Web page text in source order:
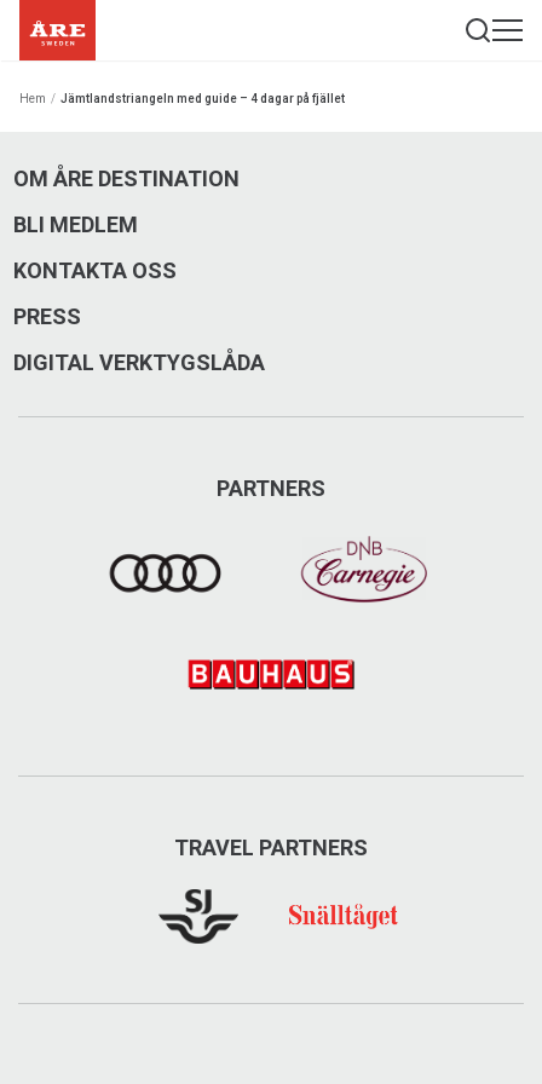
Hem / Jämtlandstriangeln med guide – 4 dagar på fjället
OM ÅRE DESTINATION
BLI MEDLEM
KONTAKTA OSS
PRESS
DIGITAL VERKTYGSLÅDA
PARTNERS
TRAVEL PARTNERS